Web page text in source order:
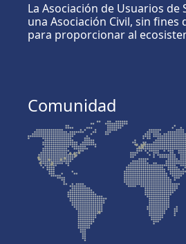
La Asociación de Usuarios de
una Asociación Civil, sin fines
para proporcionar al
Comunidad